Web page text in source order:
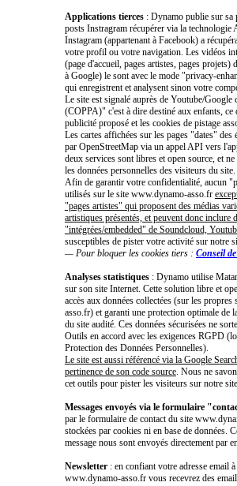
Applications tierces : Dynamo publie sur sa
posts Instragram récupérer via la technologie
Instagram (appartenant à Facebook) a
votre profil ou votre navigation. Les vidéos
(page d'accueil, pages artistes, pages projets)
à Google) le sont avec le mode "privacy-
qui enregistrent et analysent sinon votre
Le site est signalé auprès de Youtube/
(COPPA)" c'est à dire destiné aux enfants,
publicité proposé et les cookies de pistage
Les cartes affichées sur les pages "dates" des
par OpenStreetMap via un appel API vers
deux services sont libres et open source, et
les données personnelles des visiteurs du site.
Afin de garantir votre confidentialité, aucun
utilisés sur le site www.dynamo-asso.fr
"pages artistes" qui proposent des médias
artistiques présentés, et peuvent donc inclure
"intégrées/embedded" de Soundcloud,
susceptibles de pister votre activité sur notre
— Pour bloquer les cookies tiers : Conseil
Analyses statistiques : Dynamo utilise
sur son site Internet. Cette solution libre et
accès aux données collectées (sur les
asso.fr) et garanti une protection optimale de
du site audité. Ces données sécurisées ne
Outils en accord avec les exigences RGPD
Protection des Données Personnelles).
Le site est aussi référencé via la Google
pertinence de son code source. Nous ne
cet outils pour pister les visiteurs sur notre
Messages envoyés via le formulaire
par le formulaire de contact du site
stockées par cookies ni en base de données.
message nous sont envoyés directement par
Newsletter : en confiant votre adresse email
www.dynamo-asso.fr vous recevrez des